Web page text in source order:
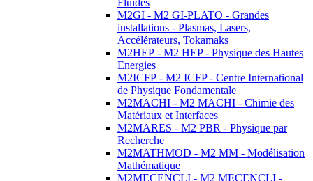
Fluides
M2GI - M2 GI-PLATO - Grandes
installations - Plasmas, Lasers,
Accélérateurs, Tokamaks
M2HEP - M2 HEP - Physique des Hautes
Energies
M2ICFP - M2 ICFP - Centre International
de Physique Fondamentale
M2MACHI - M2 MACHI - Chimie des
Matériaux et Interfaces
M2MARES - M2 PBR - Physique par
Recherche
M2MATHMOD - M2 MM - Modélisation
Mathématique
M2MECENCLI - M2 MECENCLI -